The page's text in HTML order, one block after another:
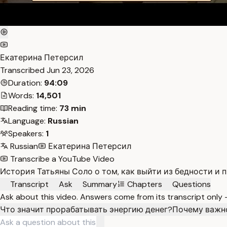
Екатерина Петерсил
Transcribed Jun 23, 2026
Duration: 94:09
Words: 14,501
Reading time: 73 min
Language: Russian
Speakers: 1
Russian
Екатерина Петерсил
Transcribe a YouTube Video
История Татьяны Соло о том, как выйти из бедности и
Transcript
Ask Summary Chapters
Questions
Ask about this video. Answers come from its transcript
Что значит прорабатывать энергию денег?Почему